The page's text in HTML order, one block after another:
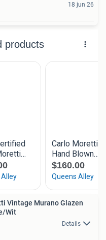
18 jun 26
Vintage Murano Glazen
Wit
Details